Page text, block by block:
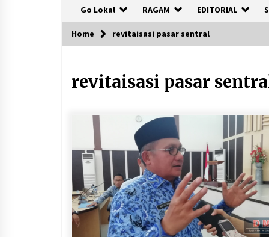
Go Lokal RAGAM EDITORIAL
Home revitaisasi pasar sentral
revitaisasi pasar